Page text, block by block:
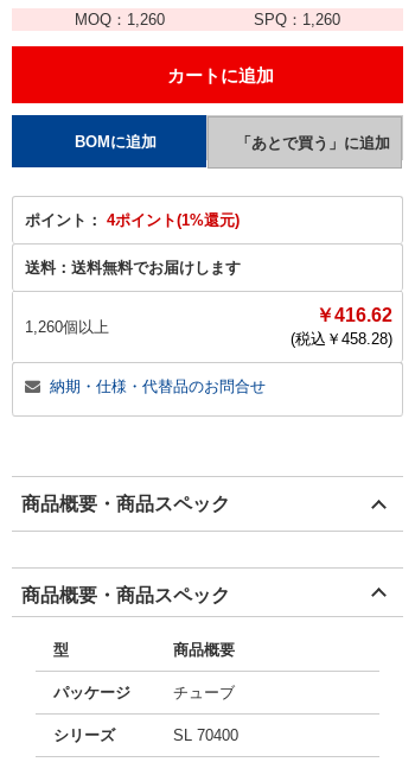
MOQ： 1,260 SPQ： 1,260
ポイント： 4ポイント(1%還元)
送料： 送料無料でお届けします
1,260個以上
￥416.62
(税込￥ 458.28)
納期・仕様・代替品のお問合せ
商品概要・商品スペック
商品概要・商品スペック
型 商品概要
パッケージ チューブ
シリーズ SL 70400